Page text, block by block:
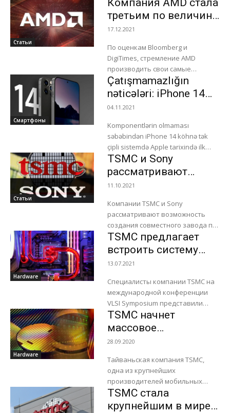
планами. Это квартал оказался
для компании рекордным. Чистая
прибыль...
Статьи
Компания AMD стала
третьим по величине
клиентом TSMC
17.12.2021
По оценкам Bloomberg и
DigiTimes, стремление AMD
производить свои самые
передовые продукты в Taiwan
Semiconductor Manufacturing Co.
сделали компанию третьим...
Смартфоны
Çatışmamazlığın
nəticələri: iPhone 14
köhnə prosessor
04.11.2021
Komponentlərin olmaması
səbəbindən iPhone 14 köhnə tək
çipli sistemdə Apple tarixində ilk
yeni flaqman ola bilər. iPhone 14,
komponentlərin çatışmamazlığı
səbəbindən, Apple tarixində köhnə
bir...
Статьи
TSMC и Sony
рассматривают
возможность
совместного завода
по производству
микросхем
11.10.2021
Компании TSMC и Sony
рассматривают возможность
создания совместного завода по
производству полупроводников
в западной японской префектуре
Кумамото. По словам источника,
TSMC будет иметь контрольный...
Hardware
TSMC предлагает
встроить систему
жидкостного
непосредственно в
процессор
13.07.2021
Специалисты компании TSMC на
международной конференции
VLSI Symposium представили
необычный проект по
внедрению системы жидкостного
процессор. С увеличением
плотности транзисторов внутри
чипов...
Hardware
TSMC начнет
массовое
производство 3-нм
году
28.09.2020
Тайваньская компания TSMC,
одна из крупнейших
производителей мобильных
процессоров, рассказала о
сроках выхода нового поколения
TSMC стала
крупнейшим в мире